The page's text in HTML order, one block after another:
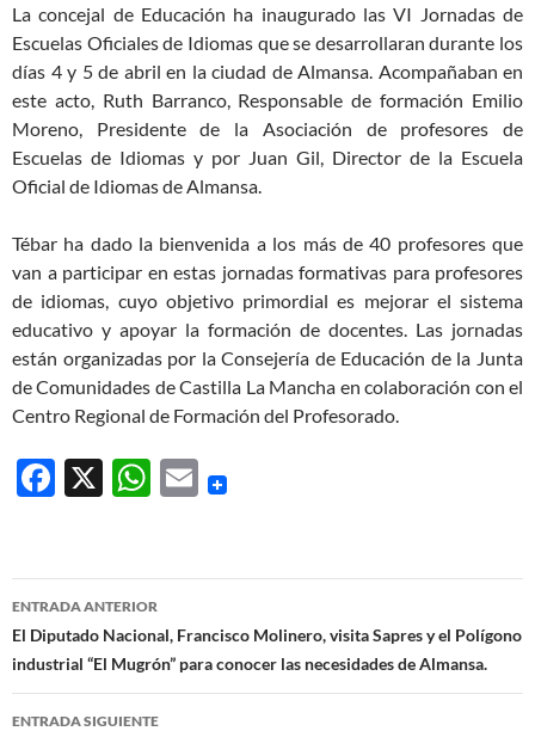
La concejal de Educación ha inaugurado las VI Jornadas de
Escuelas Oficiales de Idiomas que se desarrollaran durante los
días 4 y 5 de abril en la ciudad de Almansa. Acompañaban en
este acto, Ruth Barranco, Responsable de formación Emilio
Moreno, Presidente de la Asociación de profesores de
Escuelas de Idiomas y por Juan Gil, Director de la Escuela
Oficial de Idiomas de Almansa.
Tébar ha dado la bienvenida a los más de 40 profesores que
van a participar en estas jornadas formativas para profesores
de idiomas, cuyo objetivo primordial es mejorar el sistema
educativo y apoyar la formación de docentes. Las jornadas
están organizadas por la Consejería de Educación de la Junta
de Comunidades de Castilla La Mancha en colaboración con el
Centro Regional de Formación del Profesorado.
F
b
o
o
k
X
W
s
A
p
p
E
Navegación
de
entradas
ENTRADA ANTERIOR
El Diputado Nacional, Francisco Molinero, visita Sapres y el Polígono
industrial “El Mugrón” para conocer las necesidades de Almansa.
ENTRADA SIGUIENTE